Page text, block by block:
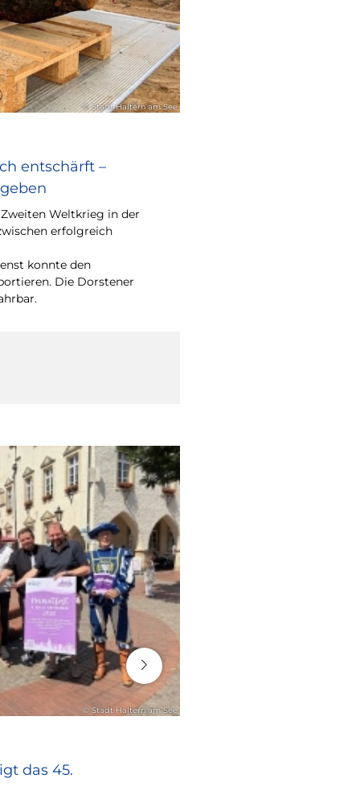
© Stadt Haltern am See
entschärft –
Weltkrieg in der
erfolgreich
konnte den
Die Dorstener
© Stadt Haltern am See
das 45.